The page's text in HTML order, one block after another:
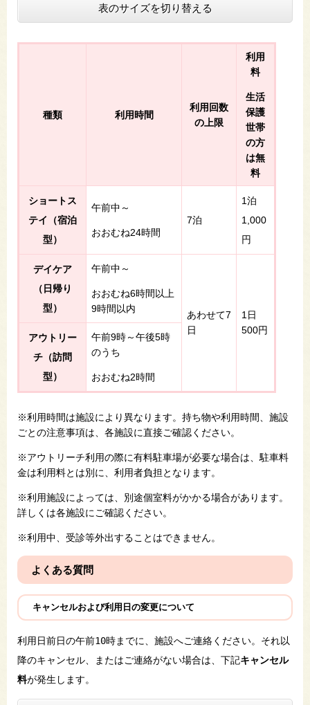
表のサイズを切り替える
種類 利用時間
利用回数
の上限
利用
料
生活
保護
世帯
の方
は無
料
ショートス
テイ（宿泊
型）
午前中～
おおむね24時間
7泊
1泊
1,000
円
デイケア
（日帰り
型）
午前中～
おおむね6時間以上
9時間以内
あわせて7
日
1日
500円
アウトリー
チ（訪問
型）
午前9時～午後5時
のうち
おおむね2時間
※利用時間は施設により異なります。持ち物や利用時間、施設
ごとの注意事項は、各施設に直接ご確認ください。
※アウトリーチ利用の際に有料駐車場が必要な場合は、駐車料
金は利用料とは別に、利用者負担となります。
※​​​利用施設によっては、別途個室料がかかる場合があります。
詳しくは各施設にご確認ください。
※利用中、受診等外出することはできません。
よくある質問
キャンセルおよび利用日の変更について
利用日前日の午前10時までに、施設へご連絡ください。それ以
降のキャンセル、またはご連絡がない場合は、下記キャンセル
料が発生します。